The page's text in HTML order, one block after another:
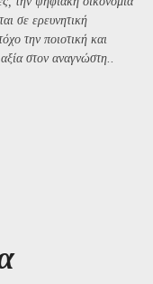
σε ερευνητική
την ποιοτική και
στον αναγνώστη..